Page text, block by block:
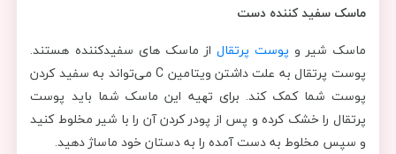
ماسک سفید کننده دست
ماسک شیر و پوست پرتقالاز ماسک های سفیدکننده هستند.
پوست پرتقال به علت داشتن ویتامین C می‌تواند به سفید کردن
پوست شما کمک کند. برای تهیه این ماسک شما باید پوست
پرتقال را خشک کرده و پس از پودر کردن آن را با شیر مخلوط کنید
و سپس مخلوط به دست آمده را به دستان خود ماساژ دهید.